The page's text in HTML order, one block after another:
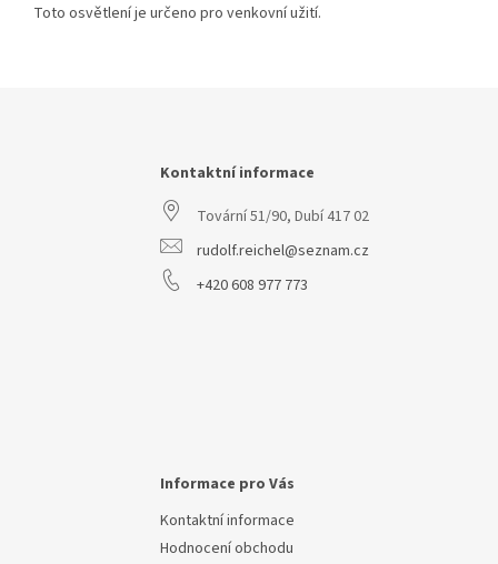
Toto osvětlení je určeno pro venkovní užití.
Kontaktní informace
Tovární 51/90, Dubí 417 02
rudolf.reichel@seznam.cz
+420 608 977 773
Informace pro Vás
Kontaktní informace
Hodnocení obchodu